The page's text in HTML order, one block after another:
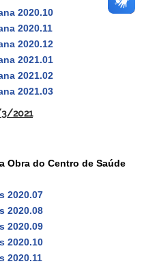
2020.10
2020.11
2020.12
2021.01
2021.02
2021.03
2021
Obra do Centro de Saúde
2020.07
2020.08
2020.09
2020.10
2020.11